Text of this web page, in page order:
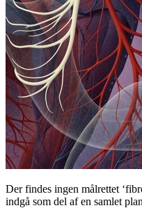
Der findes ingen målrettet
indgå som del af en samlet